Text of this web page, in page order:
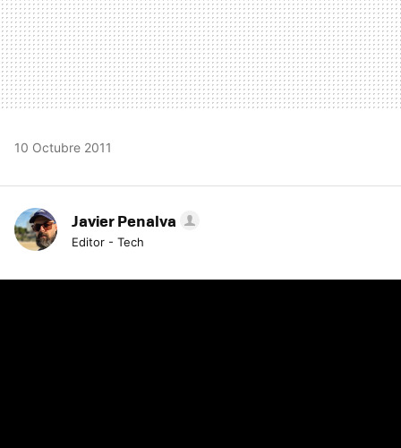
10 Octubre 2011
Javier Penalva
Editor - Tech